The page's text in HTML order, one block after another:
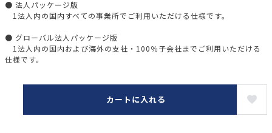
● 法人パッケージ版
1法人内の国内すべての事業所でご利用いただける仕様です。
● グローバル法人パッケージ版
1法人内の国内および海外の支社・100％子会社までご利用いただける
仕様です。
カートに入れる